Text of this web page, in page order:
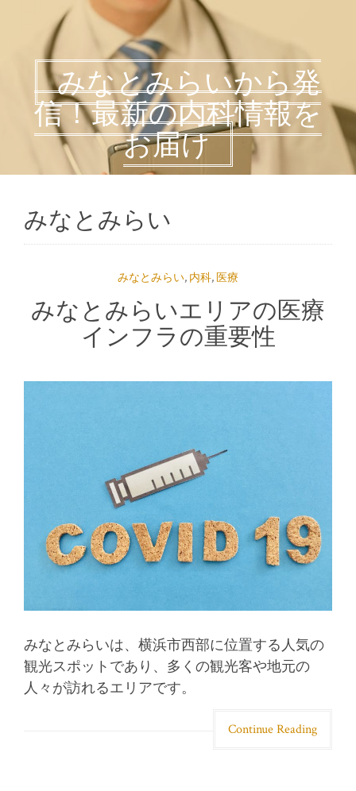
みなとみらいから発
信！最新の内科情報を
お届け
みなとみらい
みなとみらい, 内科, 医療
みなとみらいエリアの医療
インフラの重要性
みなとみらいは、横浜市西部に位置する人気の
観光スポットであり、多くの観光客や地元の
人々が訪れるエリアです。
Continue Reading